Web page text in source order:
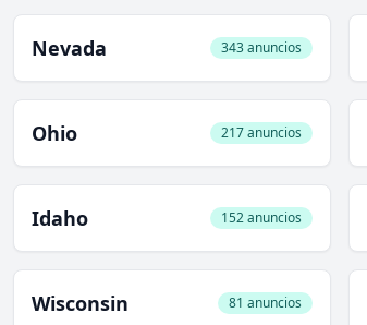
Nevada 343 anuncios
Ohio 217 anuncios
Idaho 152 anuncios
Wisconsin 81 anuncios